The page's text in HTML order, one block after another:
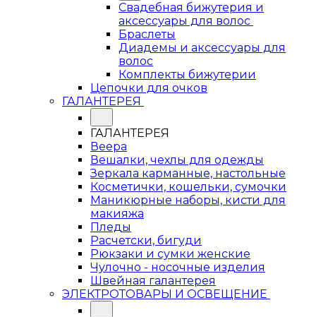
Свадебная бижутерия и
аксессуары для волос
Браслеты
Диадемы и аксессуары для
волос
Комплекты бижутерии
Цепочки для очков
ГАЛАНТЕРЕЯ
ГАЛАНТЕРЕЯ
Веера
Вешалки, чехлы для одежды
Зеркала карманные, настольные
Косметички, кошельки, сумочки
Маникюрные наборы, кисти для
макияжа
Пледы
Расчетски, бигуди
Рюкзаки и сумки женские
Чулочно - носочные изделия
Швейная галантерея
ЭЛЕКТРОТОВАРЫ И ОСВЕЩЕНИЕ